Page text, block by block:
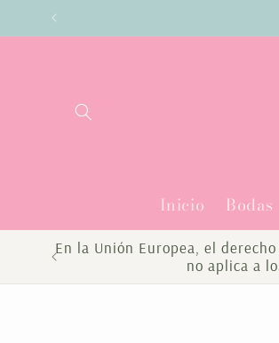
directamente
al contenido
Inicio Bodas
En la Unión Europea, el
no aplica a